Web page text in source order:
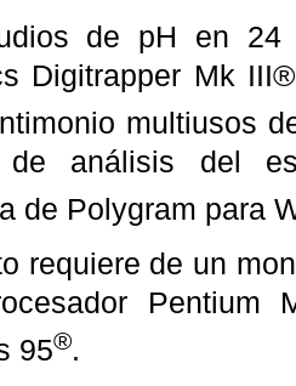
de pH en 24
Digitrapper Mk
multiusos
de análisis del
de Polygram para
requiere de un
Pentium
95®.